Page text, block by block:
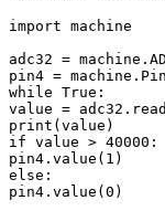
import machine
adc32 =
pin4 =
while True:
value =
print(value)
if value > 40000:
pin4.value(1)
else:
pin4.value(0)